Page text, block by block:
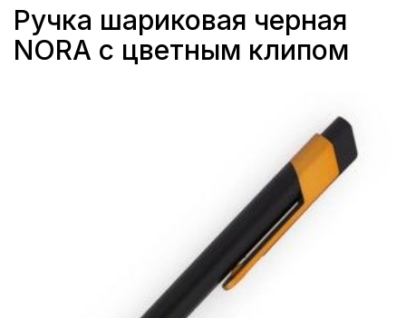
Ручка шариковая черная
NORA с цветным клипом